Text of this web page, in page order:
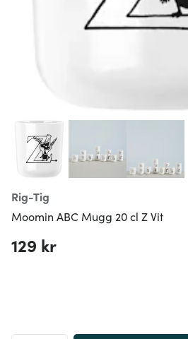
Rig-Tig
Moomin ABC Mugg 20 cl Z Vit
129 kr